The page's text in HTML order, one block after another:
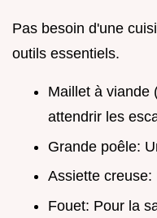
Pas besoin d'une
outils essentiels.
Maillet à viande
attendrir les
Grande poêle:
Assiette creuse:
Fouet: Pour la